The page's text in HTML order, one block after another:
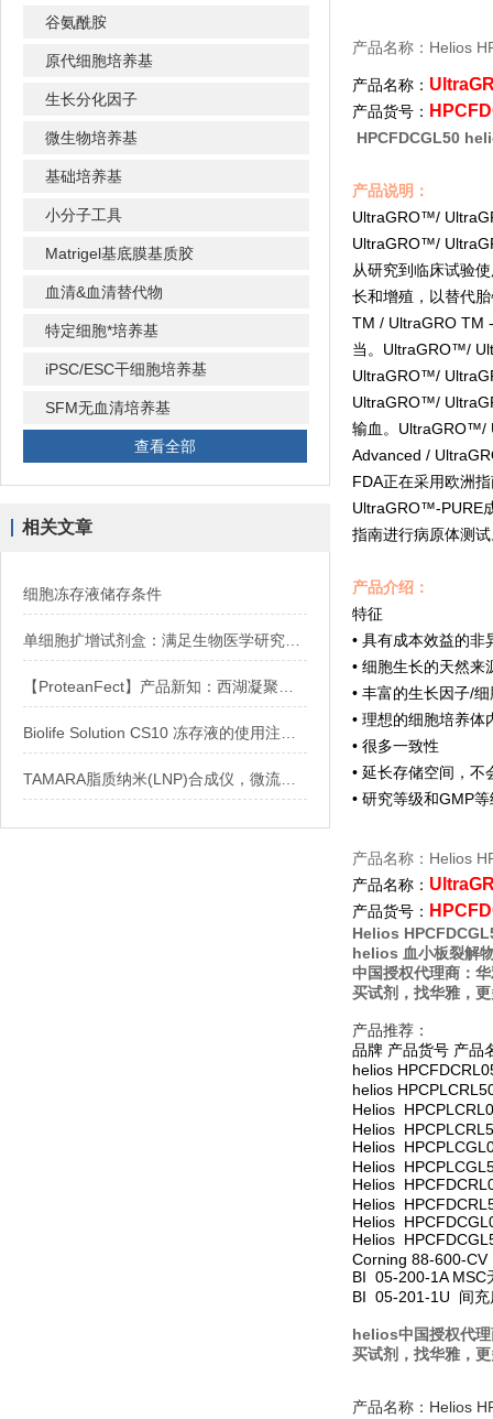
谷氨酰胺
原代细胞培养基
生长分化因子
微生物培养基
基础培养基
小分子工具
Matrigel基底膜基质胶
血清&血清替代物
特定细胞*培养基
iPSC/ESC干细胞培养基
SFM无血清培养基
查看全部
相关文章
细胞冻存液储存条件
产品名称：Helios
产品名称：
产品货号：
HPCFDCGL50
产品说明：
UltraGRO™/
UltraGRO™/
从研究到临床试验
长和增殖，以替代
TM / UltraGRO TM
当。UltraGRO™/
UltraGRO™/
UltraGRO™/
输血。UltraGRO™/
Advanced /
FDA正在采用欧洲
UltraGRO™-PURE
指南进行病原体测
产品介绍：
特征
• 具有成本效益的非
• 细胞生长的天然来
• 丰富的生长因子/
• 理想的细胞培养体
• 很多一致性
• 延长存储空间，不
• 研究等级和GMP
产品名称：Helios
产品名称：
产品货号：
Helios
helios 血小板裂解
中国授权代理商：
买试剂，找华雅，
产品推荐：
品牌 产品货号 产品
helios
helios
Helios
Helios
Helios
Helios
Helios
Helios
Helios
Helios
Corning 88-600-
BI 05-200-1A MSC
BI 05-201-1U 间
helios中国授权代
买试剂，找华雅，
产品名称：Helios